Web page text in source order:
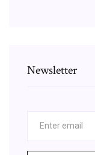
Newsletter